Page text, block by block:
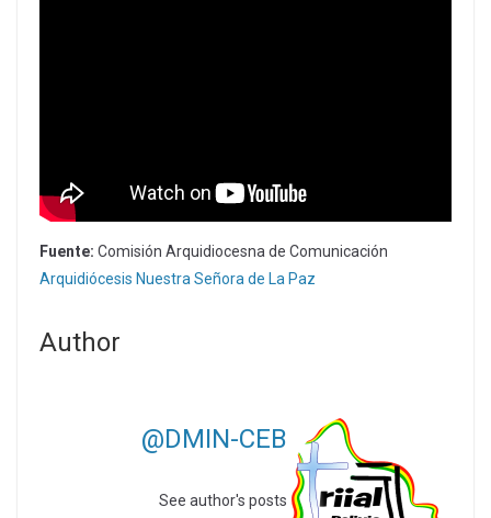
Fuente: Comisión Arquidiocesna de Comunicación
Arquidiócesis Nuestra Señora de La Paz
Author
@DMIN-CEB
See author's posts